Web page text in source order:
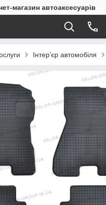
магазин автоаксесуарів
Інтер'єр автомобіля